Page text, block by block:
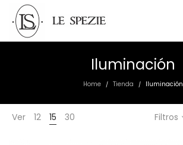
Iluminación
Home / Tienda / Iluminación
Ver 12 15 30 Filtros